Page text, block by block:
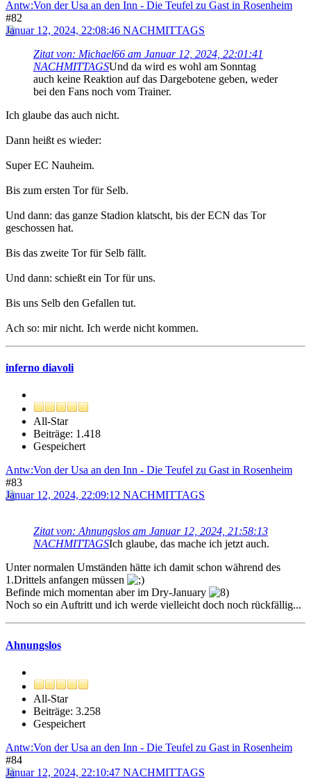
Antw:Von der Usa an den Inn - Die Teufel zu Gast in Rosenheim
#82
Januar 12, 2024, 22:08:46 NACHMITTAGS
Zitat von: Michael66 am Januar 12, 2024, 22:01:41
NACHMITTAGSUnd da wird es wohl am Sonntag
auch keine Reaktion auf das Dargebotene geben, weder
bei den Fans noch vom Trainer.
Ich glaube das auch nicht.
Dann heißt es wieder:
Super EC Nauheim.
Bis zum ersten Tor für Selb.
Und dann: das ganze Stadion klatscht, bis der ECN das Tor
geschossen hat.
Bis das zweite Tor für Selb fällt.
Und dann: schießt ein Tor für uns.
Bis uns Selb den Gefallen tut.
Ach so: mir nicht. Ich werde nicht kommen.
inferno diavoli
All-Star
Beiträge: 1.418
Gespeichert
Antw:Von der Usa an den Inn - Die Teufel zu Gast in Rosenheim
#83
Januar 12, 2024, 22:09:12 NACHMITTAGS
Zitat von: Ahnungslos am Januar 12, 2024, 21:58:13
NACHMITTAGSIch glaube, das mache ich jetzt auch.
Unter normalen Umständen hätte ich damit schon während des
1.Drittels anfangen müssen
Befinde mich momentan aber im Dry-January
Noch so ein Auftritt und ich werde vielleicht doch noch rückfällig...
Ahnungslos
All-Star
Beiträge: 3.258
Gespeichert
Antw:Von der Usa an den Inn - Die Teufel zu Gast in Rosenheim
#84
Januar 12, 2024, 22:10:47 NACHMITTAGS